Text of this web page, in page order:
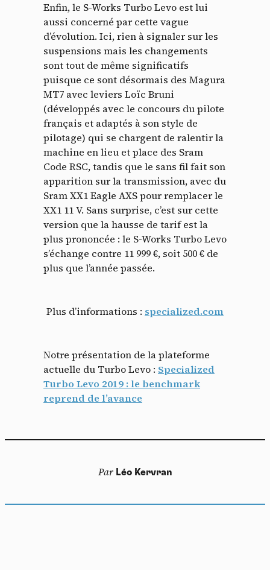
Enfin, le S-Works Turbo Levo est lui
aussi concerné par cette vague
d’évolution. Ici, rien à signaler sur les
suspensions mais les changements
sont tout de même significatifs
puisque ce sont désormais des Magura
MT7 avec leviers Loïc Bruni
(développés avec le concours du pilote
français et adaptés à son style de
pilotage) qui se chargent de ralentir la
machine en lieu et place des Sram
Code RSC, tandis que le sans fil fait son
apparition sur la transmission, avec du
Sram XX1 Eagle AXS pour remplacer le
XX1 11 V. Sans surprise, c’est sur cette
version que la hausse de tarif est la
plus prononcée : le S-Works Turbo Levo
s’échange contre 11 999 €, soit 500 € de
plus que l’année passée.
Plus d’informations : specialized.com
Notre présentation de la plateforme
actuelle du Turbo Levo : Specialized
Turbo Levo 2019 : le benchmark
reprend de l’avance
Par Léo Kervran